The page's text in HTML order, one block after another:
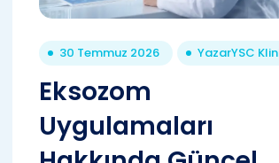
30 Temmuz 2026 YazarYSC
Eksozom
Uygulamaları